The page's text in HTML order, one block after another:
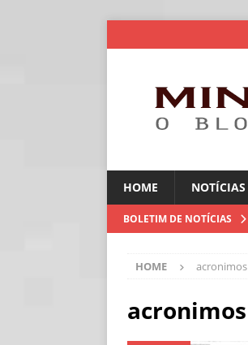
HOME NOTÍCIAS
BOLETIM DE NOTÍCIAS
HOME acronimos
acronimos